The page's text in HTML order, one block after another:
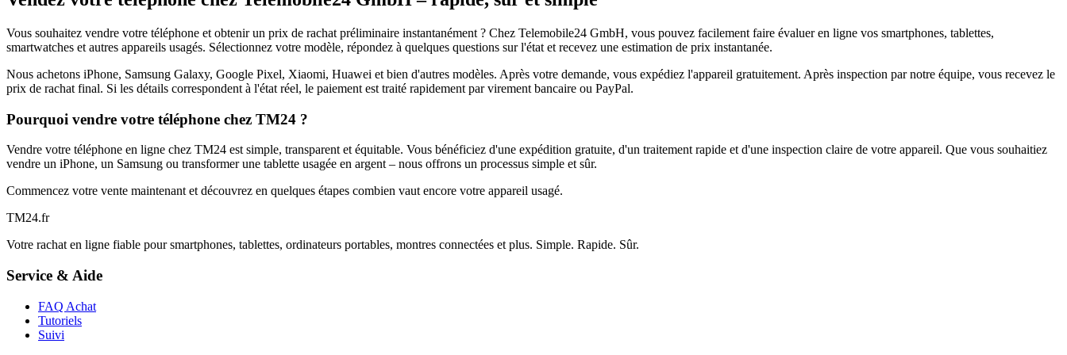
Vous souhaitez vendre votre téléphone et obtenir un prix de rachat préliminaire instantanément ? Chez Telemobile24 GmbH, vous pouvez facilement faire évaluer en ligne vos smartphones, tablettes,
smartwatches et autres appareils usagés. Sélectionnez votre modèle, répondez à quelques questions sur l'état et recevez une estimation de prix instantanée.
Nous achetons iPhone, Samsung Galaxy, Google Pixel, Xiaomi, Huawei et bien d'autres modèles. Après votre demande, vous expédiez l'appareil gratuitement. Après inspection par notre équipe, vous recevez le
prix de rachat final. Si les détails correspondent à l'état réel, le paiement est traité rapidement par virement bancaire ou PayPal.
Pourquoi vendre votre téléphone chez TM24 ?
Vendre votre téléphone en ligne chez TM24 est simple, transparent et équitable. Vous bénéficiez d'une expédition gratuite, d'un traitement rapide et d'une inspection claire de votre appareil. Que vous souhaitiez
vendre un iPhone, un Samsung ou transformer une tablette usagée en argent – nous offrons un processus simple et sûr.
Commencez votre vente maintenant et découvrez en quelques étapes combien vaut encore votre appareil usagé.
TM24.fr
Votre rachat en ligne fiable pour smartphones, tablettes, ordinateurs portables, montres connectées et plus. Simple. Rapide. Sûr.
Service & Aide
FAQ Achat
Tutoriels
Suivi